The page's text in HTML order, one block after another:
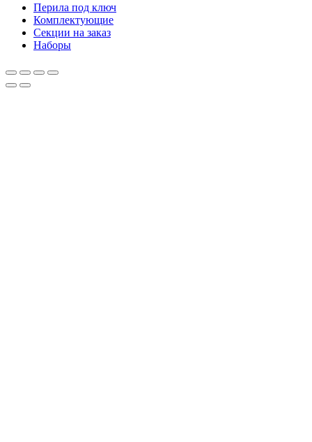
Перила под ключ
Комплектующие
Секции на заказ
Наборы